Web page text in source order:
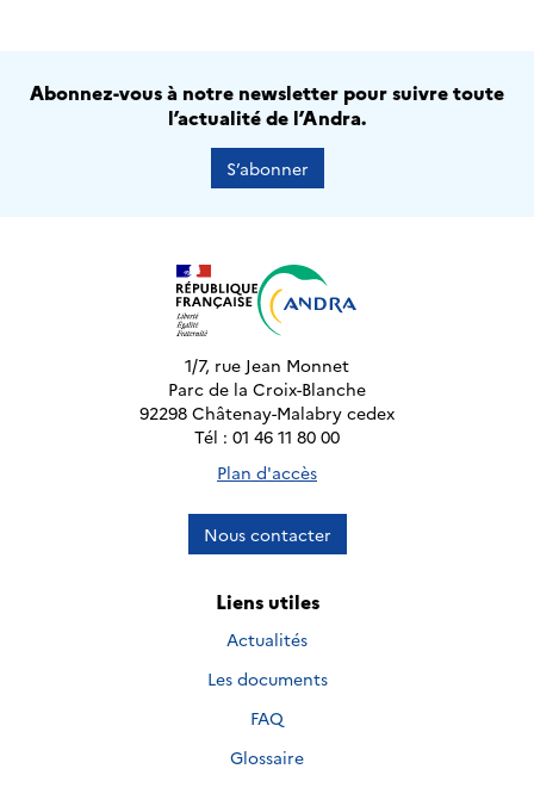
Abonnez-vous à notre newsletter pour suivre toute
l’actualité de l’Andra.
S’abonner
1/7, rue Jean Monnet
Parc de la Croix-Blanche
92298 Châtenay-Malabry cedex
Tél : 01 46 11 80 00
Plan d'accès
Nous contacter
Liens utiles
Actualités
Les documents
FAQ
Glossaire